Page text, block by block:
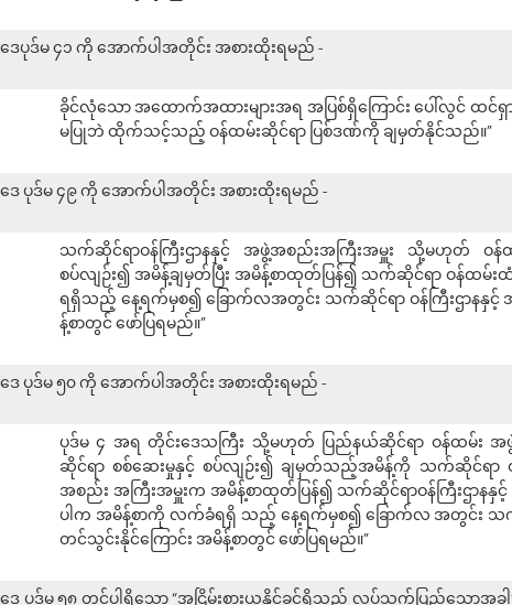
ေပုဒ်မ ၄၁ ကို အောက်ပါအတိုင်း အစားထိုးရမည် -
ခိုင်လုံသော အထောက်အထားများအရ အပြစ်ရှိကြောင်း ပေါ်လွင် ထင်ရှ
မပြုဘဲ ထိုက်သင့်သည့် ဝန်ထမ်းဆိုင်ရာ ပြစ်ဒဏ်ကို ချမှတ်နိုင်သည်။”
ေ ပုဒ်မ ၄၉ ကို အောက်ပါအတိုင်း အစားထိုးရမည် -
သက်ဆိုင်ရာဝန်ကြီးဌာနနှင့် အဖွဲ့အစည်းအကြီးအမှူး သို့မဟုတ် ဝန်
စပ်လျဉ်း၍ အမိန့်ချမှတ်ပြီး အမိန့်စာထုတ်ပြန်၍ သက်ဆိုင်ရာ ဝန်ထ
ရရှိသည့် နေ့ရက်မှစ၍ ခြောက်လအတွင်း သက်ဆိုင်ရာ ဝန်ကြီးဌာနနှ
န့်စာတွင် ဖော်ပြရမည်။”
ေ ပုဒ်မ ၅၀ ကို အောက်ပါအတိုင်း အစားထိုးရမည် -
ပုဒ်မ ၄ အရ တိုင်းဒေသကြီး သို့မဟုတ် ပြည်နယ်ဆိုင်ရာ ဝန်ထမ်း အဖွဲ့အစ
ဆိုင်ရာ စစ်ဆေးမှုနှင့် စပ်လျဉ်း၍ ချမှတ်သည့်အမိန့်ကို သက်ဆိုင်ရာ
အစည်း အကြီးအမှူးက အမိန့်စာထုတ်ပြန်၍ သက်ဆိုင်ရာဝန်ကြီးဌာန
ပါက အမိန့်စာကို လက်ခံရရှိ သည့် နေ့ရက်မှစ၍ ခြောက်လ အတွင်း သ
တင်သွင်းနိုင်ကြောင်း အမိန့်စာတွင် ဖော်ပြရမည်။”
ဒေ ပုဒ်မ ၅၈ တွင်ပါရှိသော “အငြိမ်းစားယူနိုင်ခွင့်ရှိသည့် လုပ်သက်ပြည့်သော